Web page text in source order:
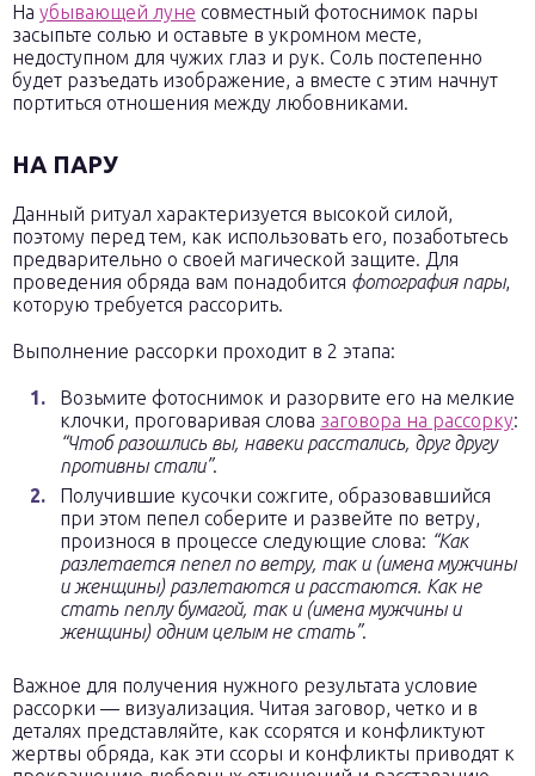
На убывающей луне совместный фотоснимок пары
засыпьте солью и оставьте в укромном месте,
недоступном для чужих глаз и рук. Соль постепенно
будет разъедать изображение, а вместе с этим начнут
портиться отношения между любовниками.
НА ПАРУ
Данный ритуал характеризуется высокой силой,
поэтому перед тем, как использовать его, позаботьтесь
предварительно о своей магической защите. Для
проведения обряда вам понадобится фотография пары,
которую требуется рассорить.
Выполнение рассорки проходит в 2 этапа:
Возьмите фотоснимок и разорвите его на мелкие
клочки, проговаривая слова заговора на рассорку:
“Чтоб разошлись вы, навеки расстались, друг другу
противны стали”.
Получившие кусочки сожгите, образовавшийся
при этом пепел соберите и развейте по ветру,
произнося в процессе следующие слова: “Как
разлетается пепел по ветру, так и (имена мужчины
и женщины)разлетаются и расстаются. Как не
стать пеплу бумагой, так и (имена мужчины и
женщины)одним целым не стать”.
Важное для получения нужного результата условие
рассорки — визуализация. Читая заговор, четко и в
деталях представляйте, как ссорятся и конфликтуют
жертвы обряда, как эти ссоры и конфликты приводят к